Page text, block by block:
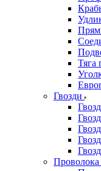
Тяга
Гвозди